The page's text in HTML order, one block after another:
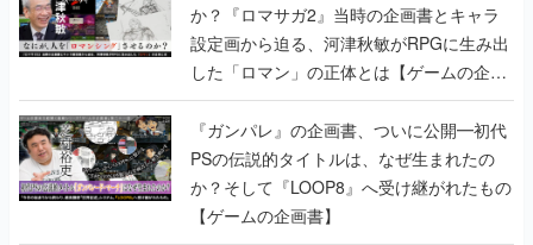
か？『ロマサガ2』当時の企画書とキャラ
設定画から迫る、河津秋敏がRPGに生み出
した「ロマン」の正体とは【ゲームの企画
書】
『ガンパレ』の企画書、ついに公開━初代
PSの伝説的タイトルは、なぜ生まれたの
か？そして『LOOP8』へ受け継がれたもの
【ゲームの企画書】